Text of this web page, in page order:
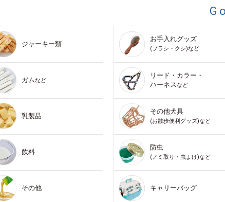
ジャーキー類
ガムなど
乳製品
飲料
その他
お手入れグッズ
(ブラシ・クシ)など
リード・カラー・
ハーネスなど
その他犬具
(お散歩便利グッズ)など
防虫
(ノミ取り・虫よけ)など
キャリーバッグ